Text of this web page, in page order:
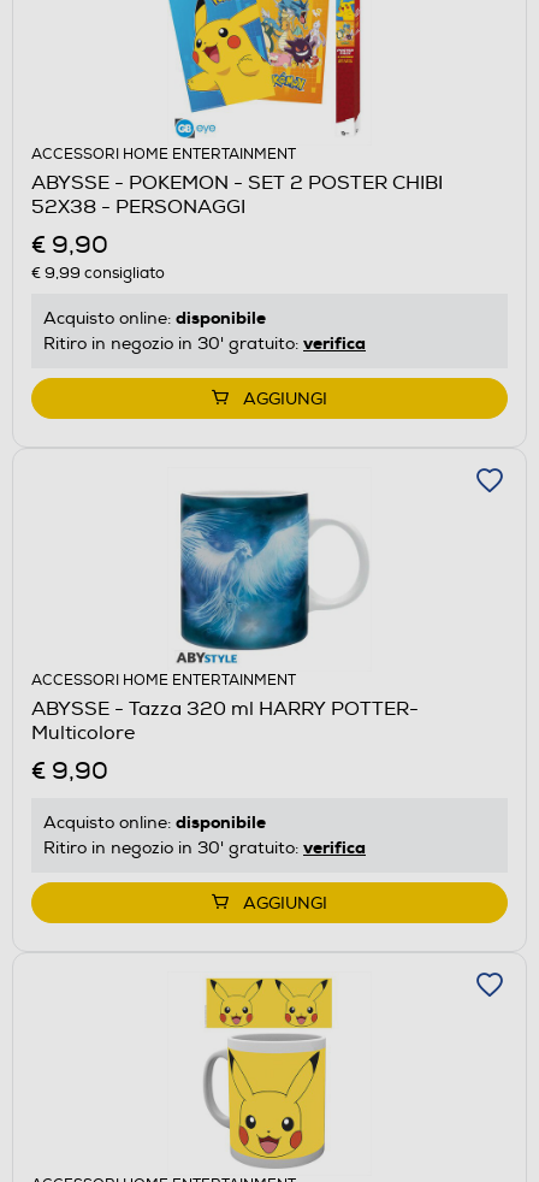
ACCESSORI HOME ENTERTAINMENT
ABYSSE - POKEMON - SET 2 POSTER CHIBI
52X38 - PERSONAGGI
€ 9,90
€ 9,99 consigliato
Acquisto online: disponibile
Ritiro in negozio in 30' gratuito: verifica
AGGIUNGI
ACCESSORI HOME ENTERTAINMENT
ABYSSE - Tazza 320 ml HARRY POTTER-
Multicolore
€ 9,90
Acquisto online: disponibile
Ritiro in negozio in 30' gratuito: verifica
AGGIUNGI